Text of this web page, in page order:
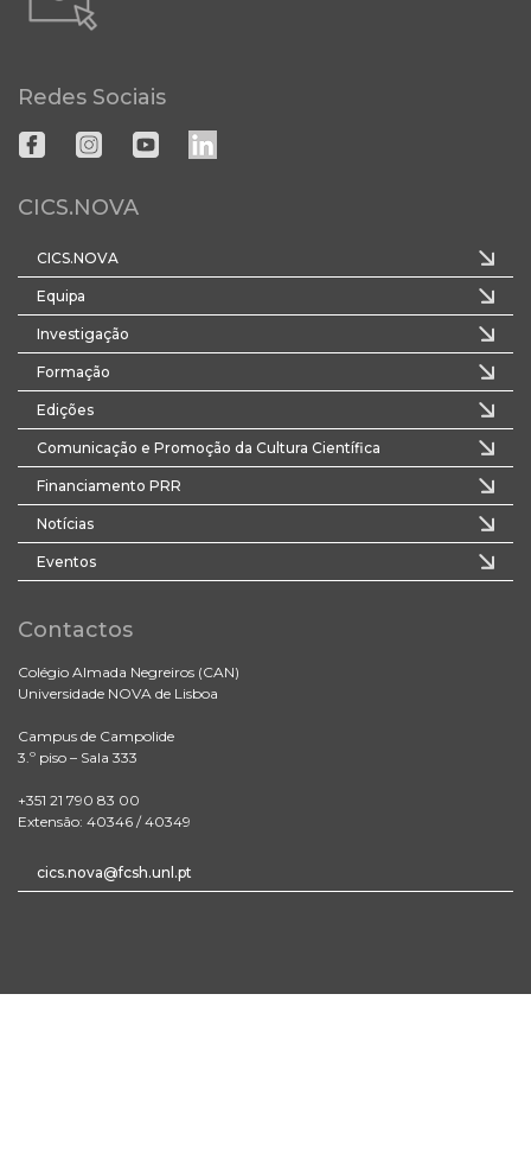
Redes Sociais
CICS.NOVA
CICS.NOVA
Equipa
Investigação
Formação
Edições
Comunicação e Promoção da Cultura Científica
Financiamento PRR
Notícias
Eventos
Contactos
Colégio Almada Negreiros (CAN)
Universidade NOVA de Lisboa
Campus de Campolide
3.º piso – Sala 333
+351 21 790 83 00
Extensão: 40346 / 40349
cics.nova@fcsh.unl.pt